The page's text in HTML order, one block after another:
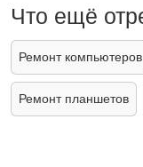
Что ещё
Ремонт компьютеров
Ремонт планшетов